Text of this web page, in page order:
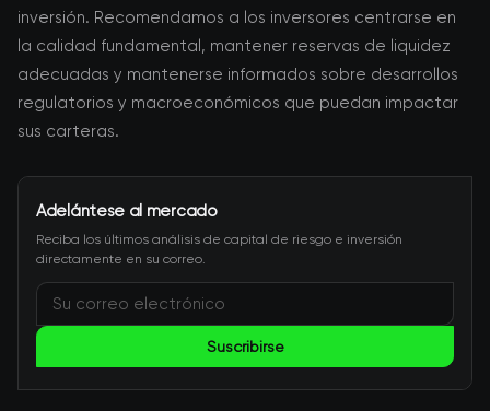
inversión. Recomendamos a los inversores centrarse en
la calidad fundamental, mantener reservas de liquidez
adecuadas y mantenerse informados sobre desarrollos
regulatorios y macroeconómicos que puedan impactar
sus carteras.
Adelántese al mercado
Reciba los últimos análisis de capital de riesgo e inversión
directamente en su correo.
Suscribirse